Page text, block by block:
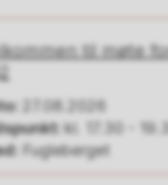
til møte
27.08.2026
kl. 17.30 -
Fugleberget